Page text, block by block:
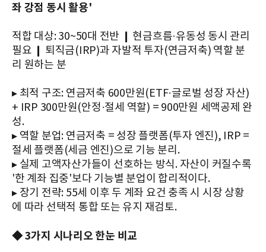
좌 강점 동시 활용'
적합 대상: 30~50대 전반 ❙ 현금흐름·유동성 동시 관리
필요 ❙ 퇴직금(IRP)과 자발적 투자(연금저축) 역할 분
리 원하는 분
▸ 최적 구조: 연금저축 600만원(ETF·글로벌 성장 자산)
+ IRP 300만원(안정·절세 역할) = 900만원 세액공제 완
성.
▸ 역할 분업: 연금저축 = 성장 플랫폼(투자 엔진), IRP =
절세 플랫폼(세금 엔진)으로 기능 분리.
▸ 실제 고액자산가들이 선호하는 방식. 자산이 커질수록
'한 계좌 집중'보다 기능별 분업이 합리적이다.
▸ 장기 전략: 55세 이후 두 계좌 요건 충족 시 시장 상황
에 따라 선택적 통합 또는 유지 재검토.
◆ 3가지 시나리오 한눈 비교